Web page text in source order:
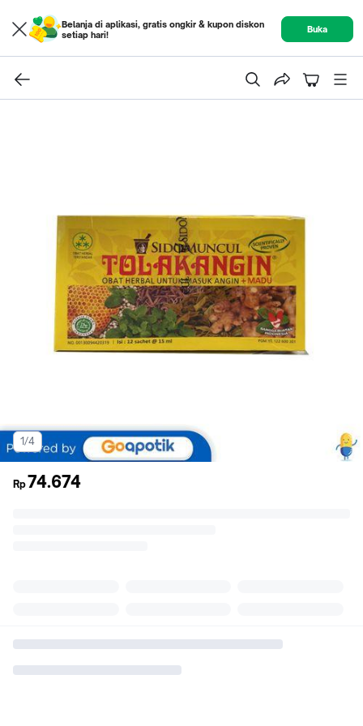
Belanja di aplikasi, gratis ongkir & kupon diskon
setiap hari!
Buka
1/4
Rp74.674